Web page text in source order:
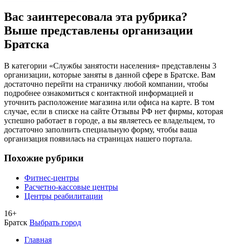
Вас заинтересовала эта рубрика?
Выше представлены организации
Братска
В категории «Службы занятости населения» представлены 3
организации, которые заняты в данной сфере в Братске. Вам
достаточно перейти на страничку любой компании, чтобы
подробнее ознакомиться с контактной информацией и
уточнить расположение магазина или офиса на карте. В том
случае, если в списке на сайте Отзывы РФ нет фирмы, которая
успешно работает в городе, а вы являетесь ее владельцем, то
достаточно заполнить специальную форму, чтобы ваша
организация появилась на страницах нашего портала.
Похожие рубрики
Фитнес-центры
Расчетно-кассовые центры
Центры реабилитации
16+
Братск Выбрать город
Главная